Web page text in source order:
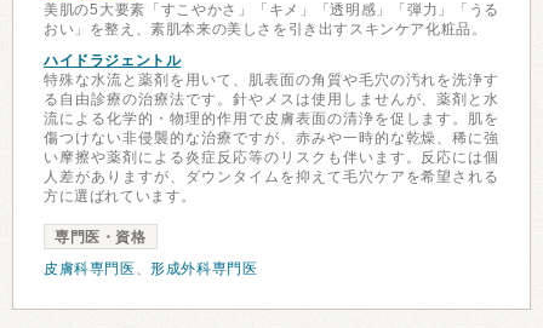
美肌の5大要素「すこやかさ」「キメ」「透明感」「弾力」「うる
おい」を整え、素肌本来の美しさを引き出すスキンケア化粧品。
ハイドラジェントル
特殊な水流と薬剤を用いて、肌表面の角質や毛穴の汚れを洗浄す
る自由診療の治療法です。針やメスは使用しませんが、薬剤と水
流による化学的・物理的作用で皮膚表面の清浄を促します。肌を
傷つけない非侵襲的な治療ですが、赤みや一時的な乾燥、稀に強
い摩擦や薬剤による炎症反応等のリスクも伴います。反応には個
人差がありますが、ダウンタイムを抑えて毛穴ケアを希望される
方に選ばれています。
専門医・資格
皮膚科専門医 、形成外科専門医